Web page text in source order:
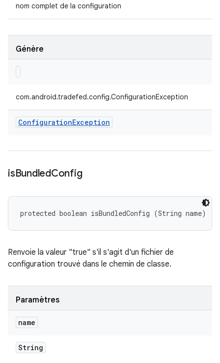
nom complet de la configuration
Génère
com.android.tradefed.config.ConfigurationException
ConfigurationException
isBundledConfig
protected boolean isBundledConfig (String name)
Renvoie la valeur "true" s'il s'agit d'un fichier de
configuration trouvé dans le chemin de classe.
Paramètres
name
String